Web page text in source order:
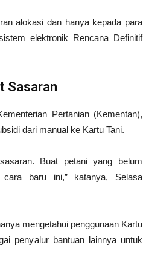
alokasi dan hanya kepada para
elektronik Rencana Definitif
Sasaran
Pertanian (Kementan),
dari manual ke Kartu Tani.
Buat petani yang belum
cara baru ini,” katanya, Selasa
mengetahui penggunaan Kartu
penyalur bantuan lainnya untuk